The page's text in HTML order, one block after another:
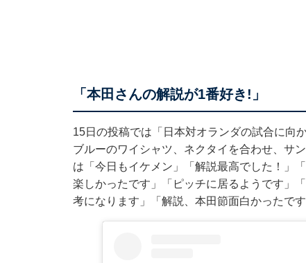
「本田さんの解説が1番好き!」
15日の投稿では「日本対オランダの試合に向
ブルーのワイシャツ、ネクタイを合わせ、サ
は「今日もイケメン」「解説最高でした！」
楽しかったです」「ピッチに居るようです」
考になります」「解説、本田節面白かったで